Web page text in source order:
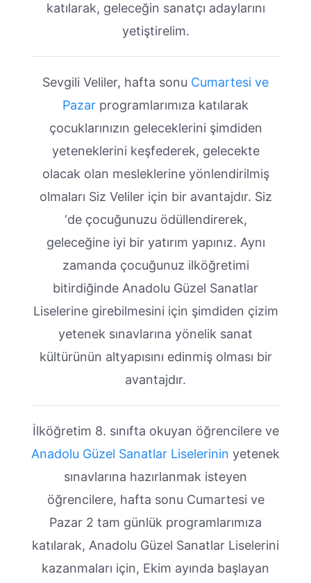
katılarak, geleceğin sanatçı adaylarını
yetiştirelim.
Sevgili Veliler, hafta sonu Cumartesi ve
Pazar programlarımıza katılarak
çocuklarınızın geleceklerini şimdiden
yeteneklerini keşfederek, gelecekte
olacak olan mesleklerine yönlendirilmiş
olmaları Siz Veliler için bir avantajdır. Siz
‘de çocuğunuzu ödüllendirerek,
geleceğine iyi bir yatırım yapınız. Aynı
zamanda çocuğunuz ilköğretimi
bitirdiğinde Anadolu Güzel Sanatlar
Liselerine girebilmesini için şimdiden çizim
yetenek sınavlarına yönelik sanat
kültürünün altyapısını edinmiş olması bir
avantajdır.
İlköğretim 8. sınıfta okuyan öğrencilere ve
Anadolu Güzel Sanatlar Liselerinin yetenek
sınavlarına hazırlanmak isteyen
öğrencilere, hafta sonu Cumartesi ve
Pazar 2 tam günlük programlarımıza
katılarak, Anadolu Güzel Sanatlar Liselerini
kazanmaları için, Ekim ayında başlayan